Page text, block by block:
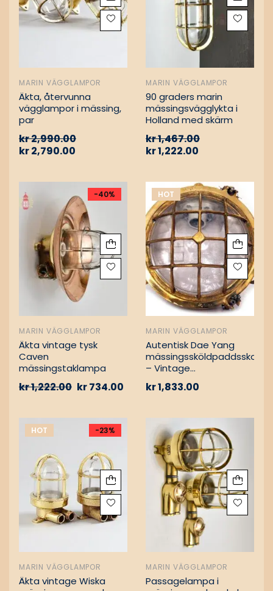
MARIN VÄGGLAMPOR
Äkta, återvunna
vägglampor i mässing,
par
kr2,990.00
kr2,790.00
MARIN VÄGGLAMPOR
90 graders marin
mässingsvägglykta i
Holland med skärm
kr1,467.00
kr1,222.00
-40%
MARIN VÄGGLAMPOR
Äkta vintage tysk
Caven
mässingstaklampa
kr1,222.00 kr734.00
HOT
MARIN VÄGGLAMPOR
Autentisk Dae Yang
– Vintage
kr1,833.00
HOT -23%
MARIN VÄGGLAMPOR
Äkta vintage Wiska
MARIN VÄGGLAMPOR
Passagelampa i